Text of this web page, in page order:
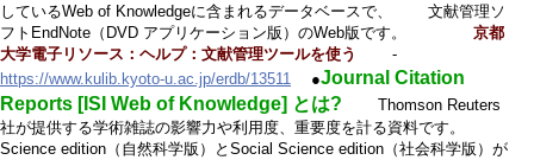
しているWeb of Knowledgeに含まれるデータベースで、 文献管理ソ
フトEndNote（DVD アプリケーション版）のWeb版です。 京都
大学電子リソース：ヘルプ：文献管理ツールを使う
-
https://www.kulib.kyoto-u.ac.jp/erdb/13511 ●Journal Citation
Reports [ISI Web of Knowledge] とは? Thomson Reuters
社が提供する学術雑誌の影響力や利用度、重要度を計る資料です。
Science edition（自然科学版）とSocial Science edition（社会科学版）が